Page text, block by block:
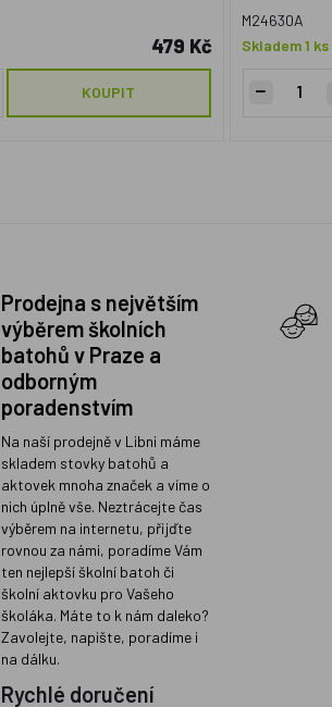
479 Kč
KOUPIT
M24630A
Skladem 1 ks
Prodejna s největším
výběrem školních
batohů v Praze a
odborným
poradenstvím
Na naší prodejně v Libni máme
skladem stovky batohů a
aktovek mnoha značek a víme o
nich úplně vše. Neztrácejte čas
výběrem na internetu, přijďte
rovnou za námi, poradíme Vám
ten nejlepší školní batoh či
školní aktovku pro Vašeho
školáka. Máte to k nám daleko?
Zavolejte, napište, poradíme i
na dálku.
Rychlé doručení